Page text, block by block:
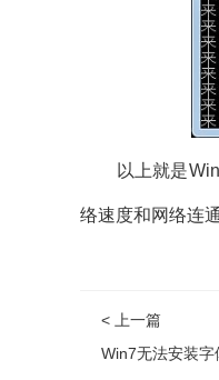
以上就是Win7
络速度和网络连
< 上一篇
Win7无法安装